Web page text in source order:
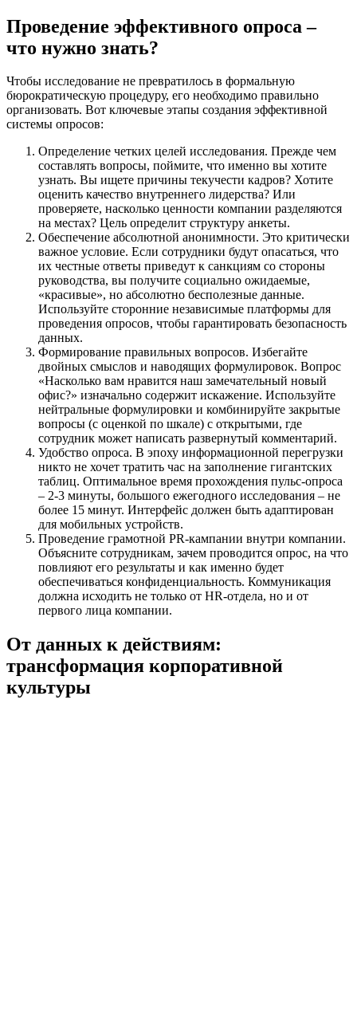
Проведение эффективного опроса –
что нужно знать?
Чтобы исследование не превратилось в формальную
бюрократическую процедуру, его необходимо правильно
организовать. Вот ключевые этапы создания эффективной
системы опросов:
Определение четких целей исследования. Прежде чем
составлять вопросы, поймите, что именно вы хотите
узнать. Вы ищете причины текучести кадров? Хотите
оценить качество внутреннего лидерства? Или
проверяете, насколько ценности компании разделяются
на местах? Цель определит структуру анкеты.
Обеспечение абсолютной анонимности. Это критически
важное условие. Если сотрудники будут опасаться, что
их честные ответы приведут к санкциям со стороны
руководства, вы получите социально ожидаемые,
«красивые», но абсолютно бесполезные данные.
Используйте сторонние независимые платформы для
проведения опросов, чтобы гарантировать безопасность
данных.
Формирование правильных вопросов. Избегайте
двойных смыслов и наводящих формулировок. Вопрос
«Насколько вам нравится наш замечательный новый
офис?» изначально содержит искажение. Используйте
нейтральные формулировки и комбинируйте закрытые
вопросы (с оценкой по шкале) с открытыми, где
сотрудник может написать развернутый комментарий.
Удобство опроса. В эпоху информационной перегрузки
никто не хочет тратить час на заполнение гигантских
таблиц. Оптимальное время прохождения пульс-опроса
– 2-3 минуты, большого ежегодного исследования – не
более 15 минут. Интерфейс должен быть адаптирован
для мобильных устройств.
Проведение грамотной PR-кампании внутри компании.
Объясните сотрудникам, зачем проводится опрос, на что
повлияют его результаты и как именно будет
обеспечиваться конфиденциальность. Коммуникация
должна исходить не только от HR-отдела, но и от
первого лица компании.
От данных к действиям:
трансформация корпоративной
культуры